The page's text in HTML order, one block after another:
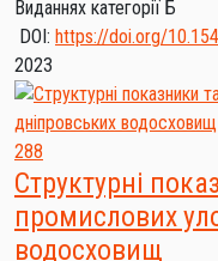
Виданнях категорії Б
DOI: https://doi.org/
2023
288
Структурні
промислових
водосховищ